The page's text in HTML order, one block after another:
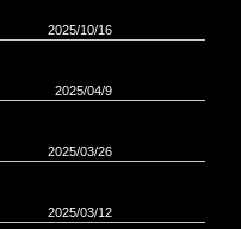
2025/10/16
2025/04/9
2025/03/26
2025/03/12